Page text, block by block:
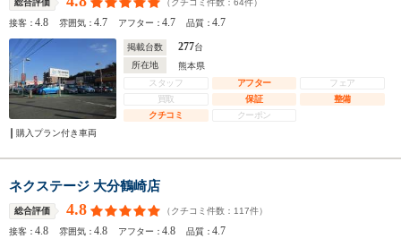
総合評価
接客：4.8 雰囲気：4.7 アフター：4.7 品質：4.7
掲載台数 277台
所在地
熊本県
スタッフ
アフター
フェア
買取
保証
整備
クチコミ
クーポン
購入プラン付き車両
ネクステージ 大分鶴崎店
総合評価 4.8 （クチコミ件数： 117件）
接客：4.8 雰囲気：4.8 アフター：4.8 品質：4.7